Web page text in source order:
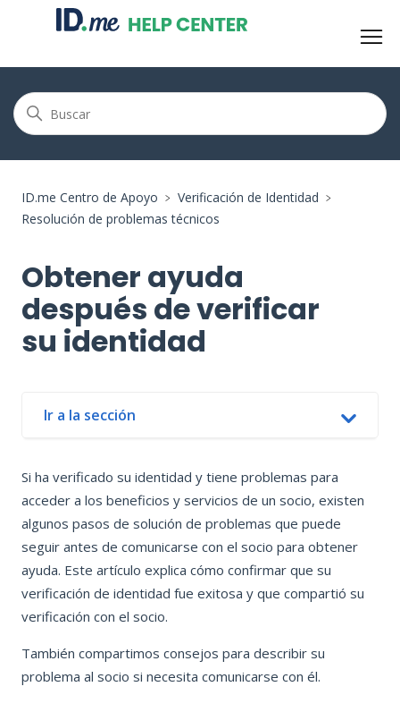
ID.me Centro de Apoyo
Verificación de Identidad
Resolución de problemas técnicos
Obtener ayuda
después de verificar
su identidad
Ir a la sección
A quién contactar para obtener ayuda
Confirme que su verificación haya sido exitosa
Confirme que ha compartido su información
Socios de contacto
Si ha verificado su identidad y tiene problemas para
acceder a los beneficios y servicios de un socio, existen
algunos pasos de solución de problemas que puede
seguir antes de comunicarse con el socio para obtener
ayuda. Este artículo explica cómo confirmar que su
verificación de identidad fue exitosa y que compartió su
verificación con el socio.
También compartimos consejos para describir su
problema al socio si necesita comunicarse con él.